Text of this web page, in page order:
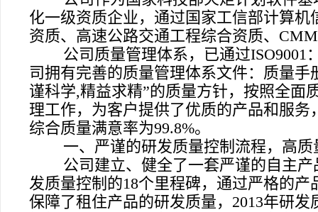
化一级资质企业，通过国家工信部计算
资质、高速公路交通工程综合资质、
公司质量管理体系，已通过ISO9001
司拥有完善的质量管理体系文件：质量
谨科学,精益求精”的质量方针，按照全面
理工作，为客户提供了优质的产品和服务
综合质量满意率为99.8%。
一、严谨的研发质量控制流程，高
公司建立、健全了一套严谨的自主
发质量控制的18个里程碑，通过严格的产
保障了租住产品的研发质量， 2013年研发